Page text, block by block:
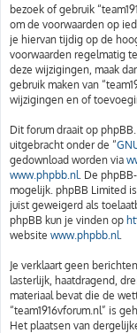
bezoek of gebruik
om de voorwaarden op
je hiervan tijdig op de
voorwaarden regelmatig
deze wijzigingen, maak
gebruik maken van
wijzigingen en of
Dit forum draait op
uitgebracht onder de “
gedownload worden via
www.phpbb.nl. De
mogelijk. phpBB Limited
juist geweigerd als
phpBB kun je vinden op
website www.phpbb.nl.
Je verklaart geen
lasterlijk, haatdragend,
materiaal bevat die de
“team1916vforum.nl” is
Het plaatsen van